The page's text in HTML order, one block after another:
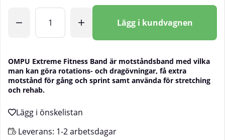
Lägg i kundvagnen
OMPU Extreme Fitness Band är motståndsband med vilka
man kan göra rotations- och dragövningar, få extra
motstånd för gång och sprint samt använda för stretching
och rehab.
Leverans: 1-2 arbetsdagar